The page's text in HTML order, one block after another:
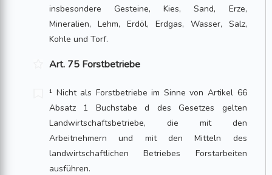
insbesondere Gesteine, Kies, Sand, Erze,
Mineralien, Lehm, Erdöl, Erd­gas, Wasser, Salz,
Kohle und Torf.
Art. 75 Forstbetriebe
¹ Nicht als Forstbetriebe im Sinne von Artikel 66
Absatz 1 Buchstabe d des Geset­zes gelten
Landwirtschaftsbetriebe, die mit den
Arbeitnehmern und mit den Mit­teln des
landwirtschaftlichen Betriebes Forstarbeiten
ausführen.